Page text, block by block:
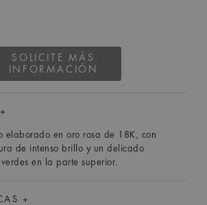
SOLICITE MÁS
INFORMACIÓN
elaborado en oro rosa de 18K, con
de intenso brillo y un delicado
en la parte superior.
+